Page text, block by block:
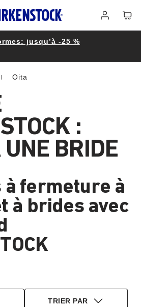
connecter
jusqu’à -25 %
Oita
:
BRIDE
à fermeture à
à brides avec
TRIER PAR